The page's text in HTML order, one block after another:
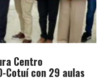
Centro
Cotuí con 29 aulas